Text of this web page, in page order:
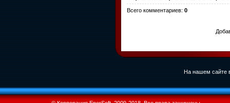
Всего комментариев: 0
На нашем сайте